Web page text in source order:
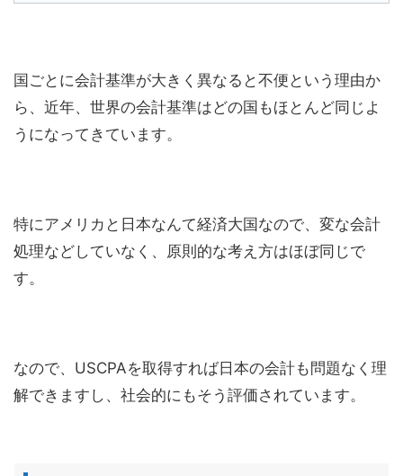
国ごとに会計基準が大きく異なると不便という理由か
ら、近年、世界の会計基準はどの国もほとんど同じよ
うになってきています。
特にアメリカと日本なんて経済大国なので、変な会計
処理などしていなく、原則的な考え方はほぼ同じで
す。
なので、USCPAを取得すれば日本の会計も問題なく理
解できますし、社会的にもそう評価されています。